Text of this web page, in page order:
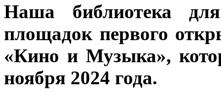
Наша библиотека
площадок первого
«Кино и Музыка»,
ноября 2024 года.